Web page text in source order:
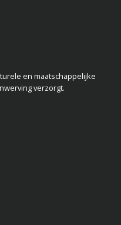
en maatschappelijke
verzorgt.